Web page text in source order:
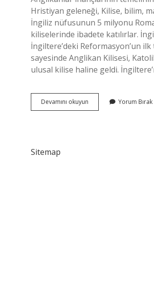
Hristiyan geleneği, Kilise, bilim,
İngiliz nüfusunun 5 milyonu
kiliselerinde ibadete katılırlar.
İngiltere’deki Reformasyon’un ilk
sayesinde Anglikan Kilisesi,
ulusal kilise haline geldi.
Devamını okuyun İNgiltere
Ne
Yorum Bırak
Sitemap